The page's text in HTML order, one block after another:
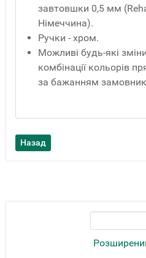
завтовшки 0,5 мм
Німеччина).
Ручки - хром.
Можливі будь-які
комбінації кольорів
за бажанням